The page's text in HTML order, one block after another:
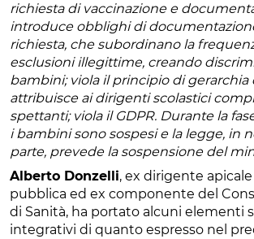
richiesta di vaccinazione e
introduce obblighi di
richiesta, che subordinano la
esclusioni illegittime, creando
bambini; viola il principio di gerarchia
attribuisce ai dirigenti scolastici
spettanti; viola il GDPR. Durante la
i bambini sono sospesi e la legge, in
parte, prevede la sospensione del
Alberto Donzelli, ex dirigente
pubblica ed ex componente del
di Sanità, ha portato alcuni elementi
integrativi di quanto espresso nel